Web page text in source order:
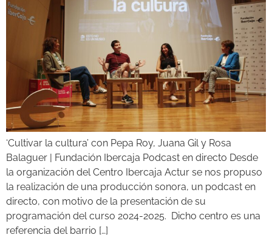
‘Cultivar la cultura’ con Pepa Roy, Juana Gil y Rosa
Balaguer | Fundación Ibercaja Podcast en directo Desde
la organización del Centro Ibercaja Actur se nos propuso
la realización de una producción sonora, un podcast en
directo, con motivo de la presentación de su
programación del curso 2024-2025. Dicho centro es una
referencia del barrio […]